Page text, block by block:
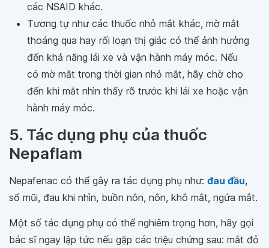
các NSAID khác.
Tương tự như các thuốc nhỏ mắt khác, mờ mắt
thoáng qua hay rối loạn thị giác có thể ảnh hưởng
đến khả năng lái xe và vận hành máy móc. Nếu
có mờ mắt trong thời gian nhỏ mắt, hãy chờ cho
đến khi mắt nhìn thấy rõ trước khi lái xe hoặc vận
hành máy móc.
5. Tác dụng phụ của thuốc
Nepaflam
Nepafenac có thể gây ra tác dụng phụ như: đau đầu,
sổ mũi, đau khi nhìn, buồn nôn, nôn, khô mắt, ngứa mắt.
Một số tác dụng phụ có thể nghiêm trọng hơn, hãy gọi
bác sĩ ngay lập tức nếu gặp các triệu chứng sau: mắt đỏ